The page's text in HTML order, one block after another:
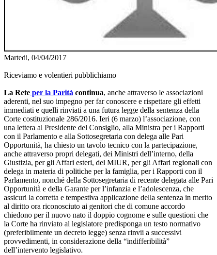
Martedi, 04/04/2017
Riceviamo e volentieri pubblichiamo
La Rete per la Parità continua, anche attraverso le associazioni
aderenti, nel suo impegno per far conoscere e rispettare gli effetti
immediati e quelli rinviati a una futura legge della sentenza della
Corte costituzionale 286/2016. Ieri (6 marzo) l’associazione, con
una lettera al Presidente del Consiglio, alla Ministra per i Rapporti
con il Parlamento e alla Sottosegretaria con delega alle Pari
Opportunità, ha chiesto un tavolo tecnico con la partecipazione,
anche attraverso propri delegati, dei Ministri dell’interno, della
Giustizia, per gli Affari esteri, del MIUR, per gli Affari regionali con
delega in materia di politiche per la famiglia, per i Rapporti con il
Parlamento, nonché della Sottosegretaria di recente delegata alle Pari
Opportunità e della Garante per l’infanzia e l’adolescenza, che
assicuri la corretta e tempestiva applicazione della sentenza in merito
al diritto ora riconosciuto ai genitori che di comune accordo
chiedono per il nuovo nato il doppio cognome e sulle questioni che
la Corte ha rinviato al legislatore predisponga un testo normativo
(preferibilmente un decreto legge) senza rinvii a successivi
provvedimenti, in considerazione della “indifferibilità”
dell’intervento legislativo.